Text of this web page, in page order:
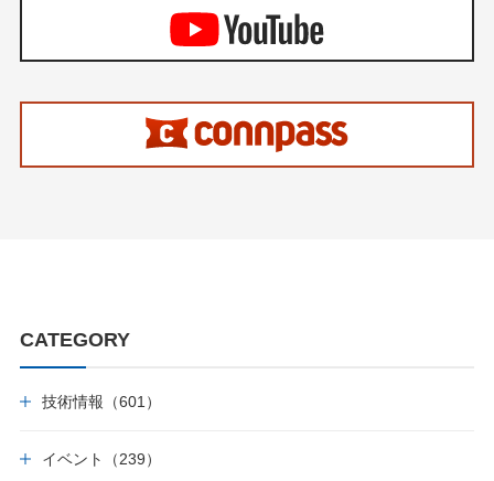
CATEGORY
技術情報（601）
イベント（239）